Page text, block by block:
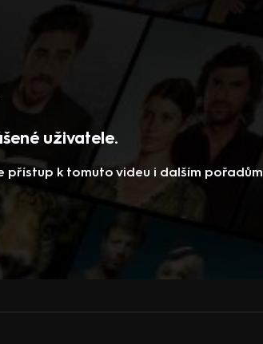
uživatele.
přístup k tomuto videu i dalším pořadům